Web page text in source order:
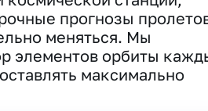
прогнозы
меняться. Мы
элементов орбиты
максимально